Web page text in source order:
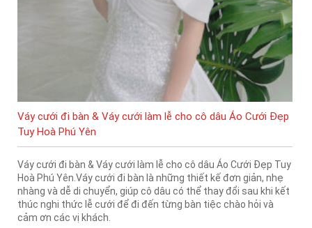
Váy cưới đi bàn & Váy cưới làm lễ cho cô dâu Áo Cưới Đẹp
Tuy Hoà Phú Yên
Váy cưới đi bàn & Váy cưới làm lễ cho cô dâu Áo Cưới Đẹp Tuy
Hoà Phú Yên.Váy cưới đi bàn là những thiết kế đơn giản, nhẹ
nhàng và dễ di chuyển, giúp cô dâu có thể thay đổi sau khi kết
thúc nghi thức lễ cưới để đi đến từng bàn tiệc chào hỏi và
cảm ơn các vị khách.